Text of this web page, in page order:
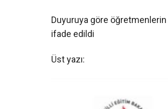
Duyuruya göre öğretmenlerin
ifade edildi
Üst yazı: